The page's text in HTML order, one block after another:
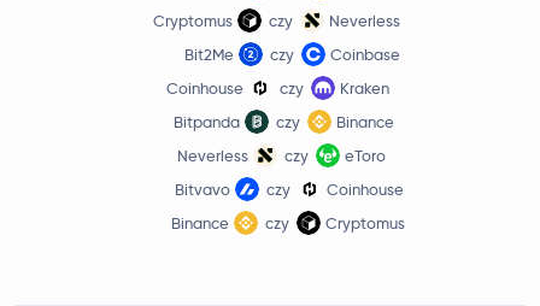
Cryptomus
czy
Neverless
Bit2Me
czy
Coinbase
Coinhouse
czy
Kraken
Bitpanda
czy
Binance
Neverless
czy
eToro
Bitvavo
czy
Coinhouse
Binance
czy Cryptomus